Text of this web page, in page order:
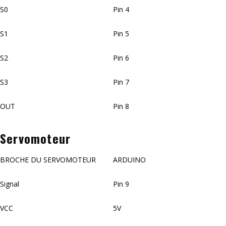
S0 Pin 4
S1 Pin 5
S2 Pin 6
S3 Pin 7
OUT Pin 8
Servomoteur
BROCHE DU SERVOMOTEUR ARDUINO
Signal Pin 9
VCC 5V